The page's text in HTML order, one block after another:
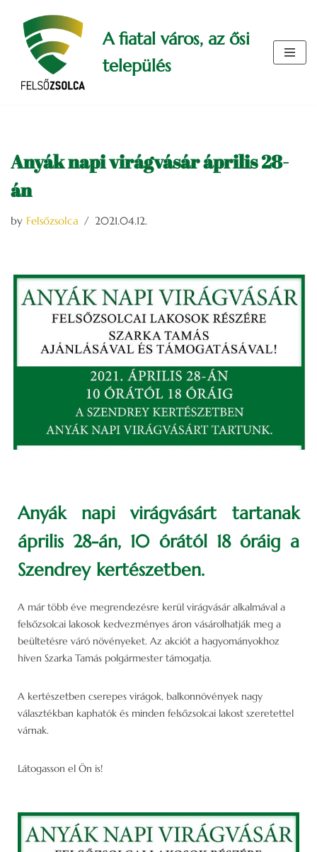
Skip
content
A fiatal város, az ősi
település
Anyák napi virágvásár április 28-
án
by Felsőzsolca 2021.04.12.
Anyák napi virágvásárt tartanak
április 28-án, 10 órától 18 óráig a
Szendrey kertészetben.
A már több éve megrendezésre kerül virágvásár alkalmával a
felsőzsolcai lakosok kedvezményes áron vásárolhatják meg a
beültetésre váró növényeket. Az akciót a hagyományokhoz
híven Szarka Tamás polgármester támogatja.
A kertészetben cserepes virágok, balkonnövények nagy
választékban kaphatók és minden felsőzsolcai lakost szeretettel
várnak.
Látogasson el Ön is!